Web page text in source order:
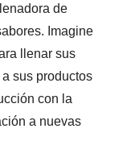
de
Imagine
llenar sus
sus productos
con la
a nuevas